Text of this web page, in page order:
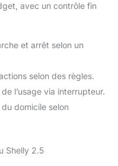
avec un contrôle fin
et arrêt selon un
selon des règles.
l’usage via interrupteur.
domicile selon
Shelly 2.5